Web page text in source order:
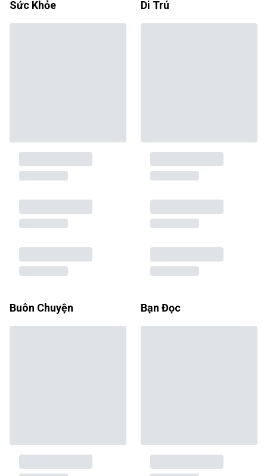
Sức Khỏe Di Trú
Buôn Chuyện Bạn Đọc